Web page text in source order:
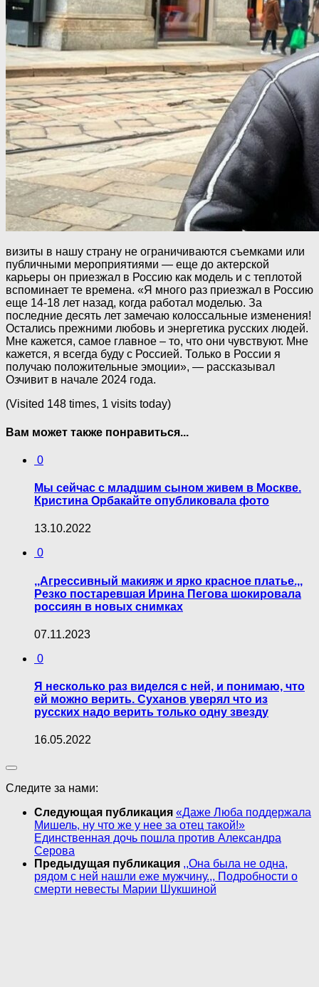
визиты в нашу страну не ограничиваются съемками или
публичными мероприятиями — еще до актерской
карьеры он приезжал в Россию как модель и с теплотой
вспоминает те времена. «Я много раз приезжал в Россию
еще 14-18 лет назад, когда работал моделью. За
последние десять лет замечаю колоссальные изменения!
Остались прежними любовь и энергетика русских людей.
Мне кажется, самое главное – то, что они чувствуют. Мне
кажется, я всегда буду с Россией. Только в России я
получаю положительные эмоции», — рассказывал
Озчивит в начале 2024 года.
(Visited 148 times, 1 visits today)
Вам может также понравиться...
0
Мы сейчас с младшим сыном живем в Москве.
Кристина Орбакайте опубликовала фото
13.10.2022
0
,,Aгрессивный макияж и ярко красное платье.,,
Резко постаревшая Ирина Пегова шокировала
россиян в новых снимках
07.11.2023
0
Я несколько раз виделся с ней, и понимаю, что
ей можно верить. Суханов уверял что из
русских надо верить только одну звезду
16.05.2022
Следите за нами:
Следующая публикация «Даже Люба поддержала
Мишель, ну что же у нее за отец такой!»
Единственная дочь пошла против Александра
Серова
Предыдущая публикация ,,Она была не одна,
рядом с ней нашли еже мyжчину.,, Подробности о
cмepти невесты Марии Шукшиной